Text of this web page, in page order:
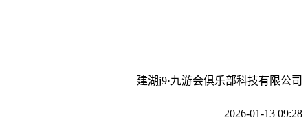
建湖j9·九游会俱乐部科技有限公司
2026-01-13 09:28